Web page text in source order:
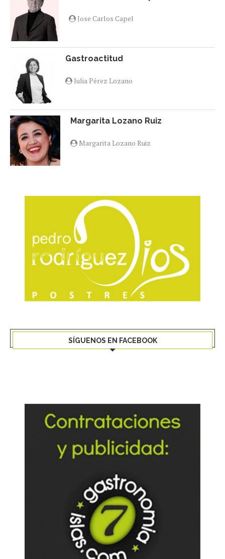
Jose Carlos Capel
Gastroactitud
Julia Pérez Lozano
Margarita Lozano Ruiz
Margarita Lozano Ruiz
SÍGUENOS EN FACEBOOK